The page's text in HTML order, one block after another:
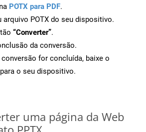
POTX para PDF.
arquivo POTX do seu dispositivo.
“Converter”.
da conversão.
for concluída, baixe o
o seu dispositivo.
uma página da Web